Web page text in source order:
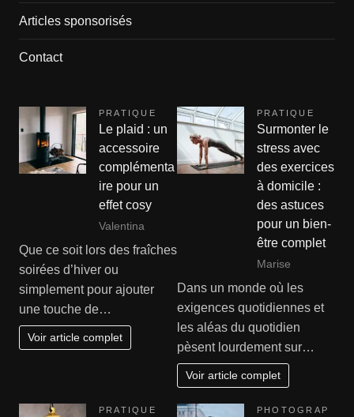
Articles sponsorisés
Contact
PRATIQUE
Le plaid : un
accessoire
complémenta
ire pour un
effet cosy
Valentina
Que ce soit lors des fraîches
soirées d’hiver ou
simplement pour ajouter
une touche de…
Voir article complet
PRATIQUE
Surmonter le
stress avec
des exercices
à domicile :
des astuces
pour un bien-
être complet
Marise
Dans un monde où les
exigences quotidiennes et
les aléas du quotidien
pèsent lourdement sur…
Voir article complet
PRATIQUE
PHOTOGRAP